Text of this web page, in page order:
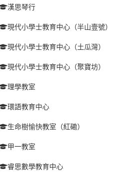
漢思琴行
現代小學士教育中心（半山壹號）
現代小學士教育中心（土瓜灣）
現代小學士教育中心（聚寶坊）
理學教室
環語教育中心
生命樹愉快教室（紅磡）
甲一教室
睿思數學教育中心